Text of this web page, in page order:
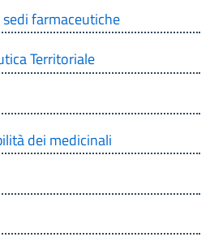
farmaceutiche
Territoriale
dei medicinali